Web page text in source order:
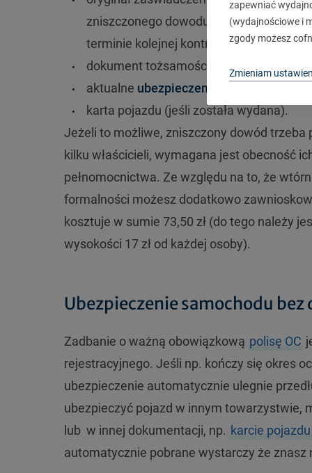
zniszczonego dowodu daty następnego
terminie kolejnej kontroli),
dokument tożsamości ze zdjęciem lub
aktualne ubezpieczenie OC
karta pojazdu (jeśli została wydana).
Jeżeli to możliwe, zniszczony dowód trzeba
kilku właścicieli, wymagana jest obecność
pełnomocnictwa. Ze względu na to, że
formalności możesz dodatkowo
kosztuje w sumie 73,50 zł (do tego należy
wysokości 17 zł od każdej osoby).
Ubezpieczenie samochodu
Zadbanie o ważną obowiązkową polisę OC
rejestracyjnego. Jeśli np. kończy się okres
ubezpieczenie automatycznie ulegnie
ubezpieczyć pojazd w innym towarzystwie,
lub w innej dokumentacji, np. karcie pojazdu
automatycznie pobrane wystarczy że znasz
zapewniać
(wydajnościowe i
zgody możesz
Zmieniam